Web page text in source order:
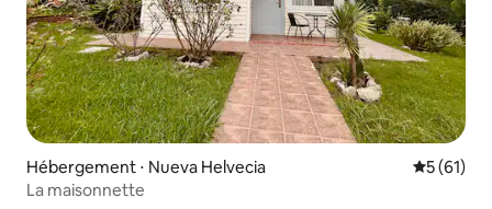
Hébergement ⋅ Nueva Helvecia
5 (61)
La maisonnette